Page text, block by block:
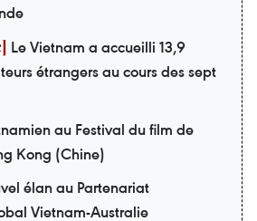
Le Vietnam a accueilli 13,9
étrangers au cours des sept
au Festival du film de
Kong (Chine)
élan au Partenariat
Vietnam-Australie